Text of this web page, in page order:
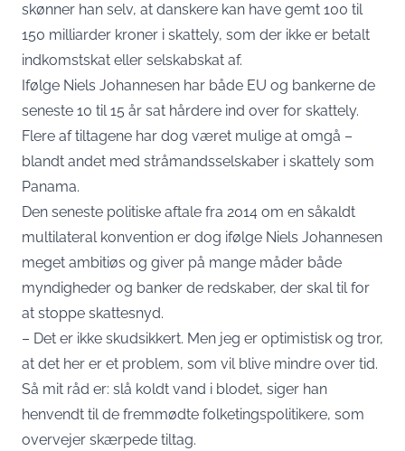
skønner han selv, at danskere kan have gemt 100 til
150 milliarder kroner i skattely, som der ikke er betalt
indkomstskat eller selskabskat af.
Ifølge Niels Johannesen har både EU og bankerne de
seneste 10 til 15 år sat hårdere ind over for skattely.
Flere af tiltagene har dog været mulige at omgå –
blandt andet med stråmandsselskaber i skattely som
Panama.
Den seneste politiske aftale fra 2014 om en såkaldt
multilateral konvention er dog ifølge Niels Johannesen
meget ambitiøs og giver på mange måder både
myndigheder og banker de redskaber, der skal til for
at stoppe skattesnyd.
– Det er ikke skudsikkert. Men jeg er optimistisk og tror,
at det her er et problem, som vil blive mindre over tid.
Så mit råd er: slå koldt vand i blodet, siger han
henvendt til de fremmødte folketingspolitikere, som
overvejer skærpede tiltag.